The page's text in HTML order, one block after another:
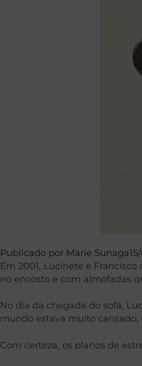
Publicado por Marie Sunaga
Em 2001, Lucinete e
no encosto e com almofadas
No dia da chegada do sofá,
mundo estava muito cansado,
Com certeza, os planos de